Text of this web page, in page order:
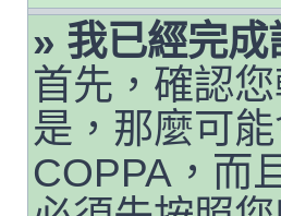
» 我已經完
首先，確認
是，那麼可
COPPA，而